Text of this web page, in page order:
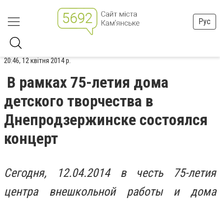
Рус
20:46, 12 квітня 2014 р.
В рамках 75-летия дома
детского творчества в
Днепродзержинске состоялся
концерт
Сегодня, 12.04.2014 в честь 75-летия
центра внешкольной работы и дома